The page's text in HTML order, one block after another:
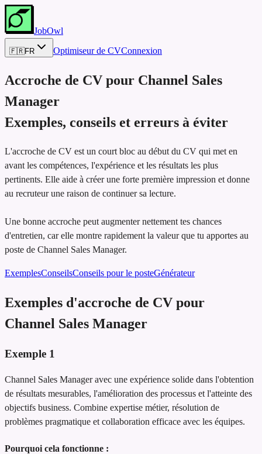
JobOwl
🇫🇷FR Optimiseur de CVConnexion
Accroche de CV pour Channel Sales
Manager
Exemples, conseils et erreurs à éviter
L'accroche de CV est un court bloc au début du CV qui met en
avant les compétences, l'expérience et les résultats les plus
pertinents. Elle aide à créer une forte première impression et donne
au recruteur une raison de continuer sa lecture.
Une bonne accroche peut augmenter nettement tes chances
d'entretien, car elle montre rapidement la valeur que tu apportes au
poste de Channel Sales Manager.
ExemplesConseilsConseils pour le posteGénérateur
Exemples d'accroche de CV pour
Channel Sales Manager
Exemple 1
Channel Sales Manager avec une expérience solide dans l'obtention
de résultats mesurables, l'amélioration des processus et l'atteinte des
objectifs business. Combine expertise métier, résolution de
problèmes pragmatique et collaboration efficace avec les équipes.
Pourquoi cela fonctionne :